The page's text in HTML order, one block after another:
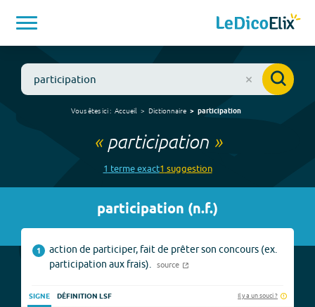
Vous êtes ici : Accueil Dictionnaire participation
« participation»
1 termeexact1 suggestion
participation (n.f.)
1
action de participer, fait de prêter son concours (ex.
participation aux frais).
source
SIGNE DÉFINITION LSF Il y a un souci ?